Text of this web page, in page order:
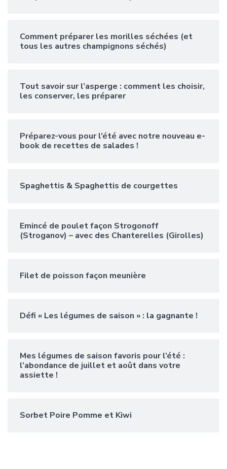
Comment préparer les morilles séchées (et
tous les autres champignons séchés)
Tout savoir sur l’asperge : comment les choisir,
les conserver, les préparer
Préparez-vous pour l’été avec notre nouveau e-
book de recettes de salades !
Spaghettis & Spaghettis de courgettes
Emincé de poulet façon Strogonoff
(Stroganov) – avec des Chanterelles (Girolles)
Filet de poisson façon meunière
Défi « Les légumes de saison » : la gagnante !
Mes légumes de saison favoris pour l’été :
l’abondance de juillet et août dans votre
assiette !
Sorbet Poire Pomme et Kiwi